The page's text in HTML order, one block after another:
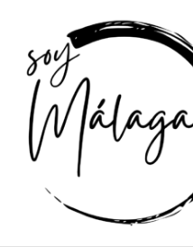
contenido